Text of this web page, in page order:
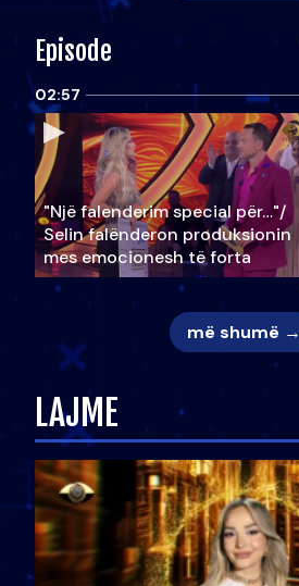
Episode
02:57
"Një falenderim special për…"/
Selin falënderon produksionin
mes emocionesh të forta
më shumë →
LAJME